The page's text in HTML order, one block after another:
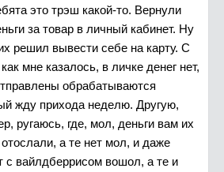
это трэш какой-то. Вернули
за товар в личный кабинет. Ну
решил вывести себе на карту. С
мне казалось, в личке денег нет,
обрабатываются
жду прихода неделю. Другую,
ругаюсь, где, мол, деньги вам их
а те нет мол, и даже
с вайлдберрисом вошол, а те и